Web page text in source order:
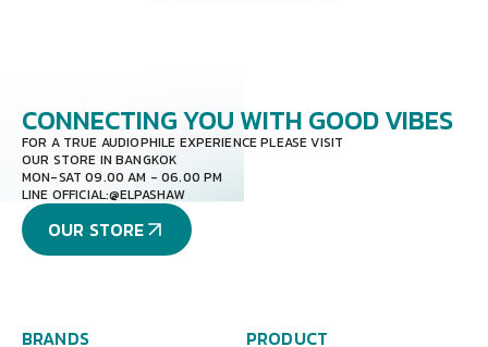
CONNECTING YOU WITH GOOD VIBES
FOR A TRUE AUDIOPHILE EXPERIENCE PLEASE VISIT
OUR STORE IN BANGKOK
MON-SAT 09.00 AM - 06.00 PM
LINE OFFICIAL:@ELPASHAW
OUR STORE
BRANDS PRODUCT